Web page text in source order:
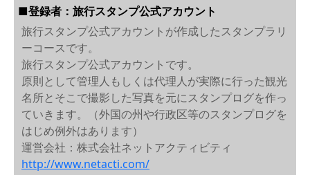
■登録者：旅行スタンプ公式アカウント
旅行スタンプ公式アカウントが作成したスタンプラリ
ーコースです。
旅行スタンプ公式アカウントです。
原則として管理人もしくは代理人が実際に行った観光
名所とそこで撮影した写真を元にスタンプログを作っ
ていきます。（外国の州や行政区等のスタンプログを
はじめ例外はあります）
運営会社：株式会社ネットアクティビティ
http://www.netacti.com/